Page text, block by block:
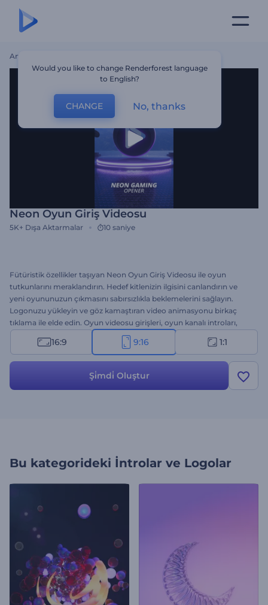
Ana Sayfa
Neon Oyun Giriş Videosu
5K+ Dışa Aktarmalar 10 saniye
Fütüristik özellikler taşıyan Neon Oyun Giriş Videosu ile oyun
tutkunlarını meraklandırın. Hedef kitlenizin ilgisini canlandırın ve
yeni oyununuzun çıkmasını sabırsızlıkla beklemelerini sağlayın.
Logonuzu yükleyin ve göz kamaştıran video animasyonu birkaç
tıklama ile elde edin. Oyun videosu girişleri, oyun kanalı introları,
oyun fragmanları vb. için ideal. Hemen şimdi deneyin!
16:9 9:16 1:1
Şi̇mdi̇ Oluştur
Bu kategorideki İntrolar ve Logolar
Would you like to change Renderforest language
to English?
CHANGE No, thanks